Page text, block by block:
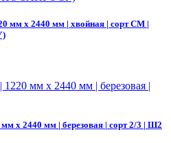
мм х 2440 мм | хвойная | сорт СМ |
х 2440 мм | березовая | сорт 2/3 | Ш2